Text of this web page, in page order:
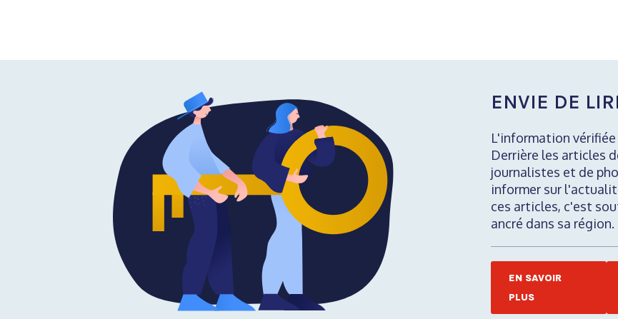
ENVIE DE
L'information
Derrière les articles
journalistes et de
informer sur
ces articles, c'est
ancré dans sa région.
EN SAVOIR
PLUS